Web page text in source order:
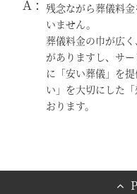
残念ながら葬儀料
いません。
葬儀料金の巾が広
がありますし、サ
に「安い葬儀」を
い」を大切にした
おります。